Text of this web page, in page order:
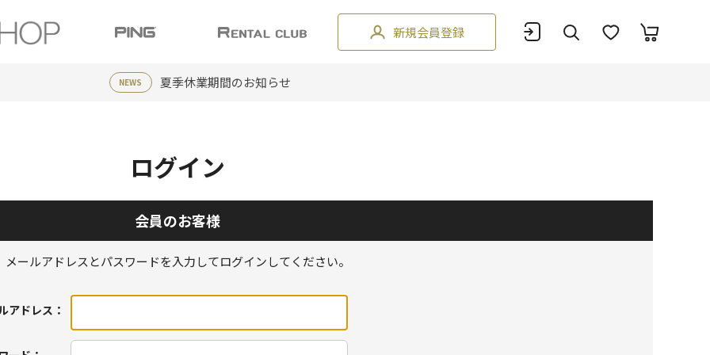
新規会員登録
NEWS 夏季休業期間のお知らせ
ログイン
会員のお客様
メールアドレスとパスワードを入力してログインしてください。
アドレス：